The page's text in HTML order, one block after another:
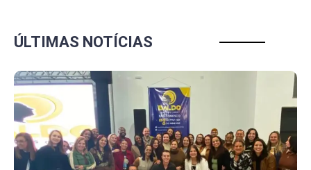
ÚLTIMAS NOTÍCIAS